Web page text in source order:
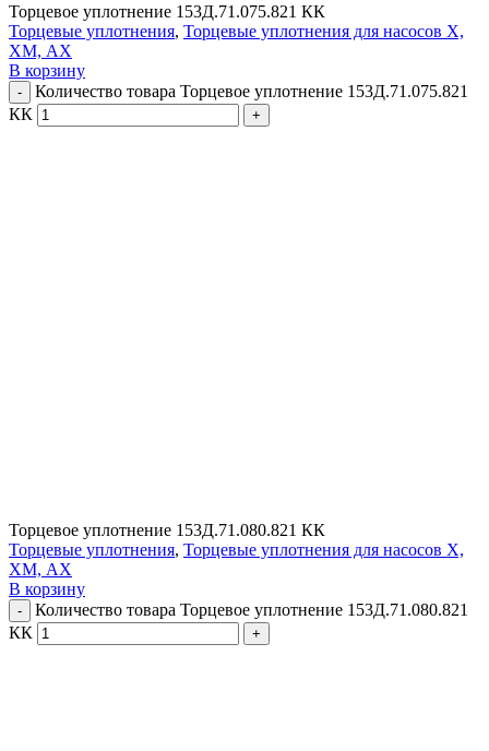
Торцевое уплотнение 153Д.71.075.821 КК
Торцевые уплотнения, Торцевые уплотнения для насосов Х,
ХМ, АХ
В корзину
Количество товара Торцевое уплотнение 153Д.71.075.821
КК
Торцевое уплотнение 153Д.71.080.821 КК
Торцевые уплотнения, Торцевые уплотнения для насосов Х,
ХМ, АХ
В корзину
Количество товара Торцевое уплотнение 153Д.71.080.821
КК